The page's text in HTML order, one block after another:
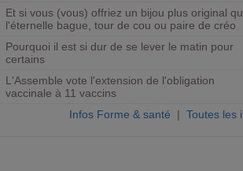
Et si vous (vous) offriez un bijou plus original
l'éternelle bague, tour de cou ou paire de créo
Pourquoi il est si dur de se lever le matin pour
certains
L'Assemble vote l'extension de l'obligation
vaccinale à 11 vaccins
Infos Forme & santé | Toutes les